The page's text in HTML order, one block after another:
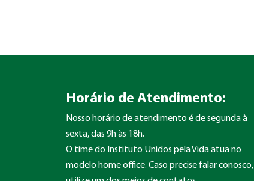
Horário de Atendimento:
Nosso horário de atendimento é de segunda à
sexta, das 9h às 18h.
O time do Instituto Unidos pela Vida atua no
modelo home office. Caso precise falar conosco,